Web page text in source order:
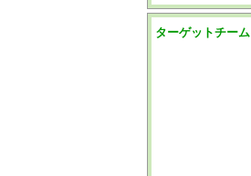
ターゲットチーム